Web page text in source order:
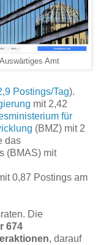
Amt
Postings/Tag).
mit 2,42
für
(BMZ) mit 2
das
(BMAS) mit
0,87 Postings am
Die
674
, darauf